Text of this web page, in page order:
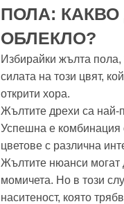
ПОЛА:
ОБЛЕКЛО?
Избирайки жълта
силата на този цвят,
открити хора.
Жълтите дрехи са най-
Успешна е комбинация
цветове с различна
Жълтите нюанси могат
момичета. Но в този
наситеност, която